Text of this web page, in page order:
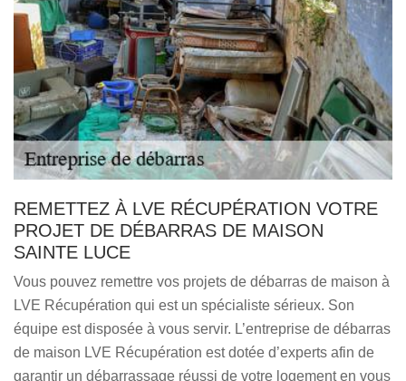
REMETTEZ À LVE RÉCUPÉRATION VOTRE
PROJET DE DÉBARRAS DE MAISON
SAINTE LUCE
Vous pouvez remettre vos projets de débarras de maison à
LVE Récupération qui est un spécialiste sérieux. Son
équipe est disposée à vous servir. L’entreprise de débarras
de maison LVE Récupération est dotée d’experts afin de
garantir un débarrassage réussi de votre logement en vous